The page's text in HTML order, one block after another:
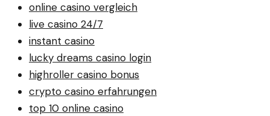
online casino vergleich
live casino 24/7
instant casino
lucky dreams casino login
highroller casino bonus
crypto casino erfahrungen
top 10 online casino